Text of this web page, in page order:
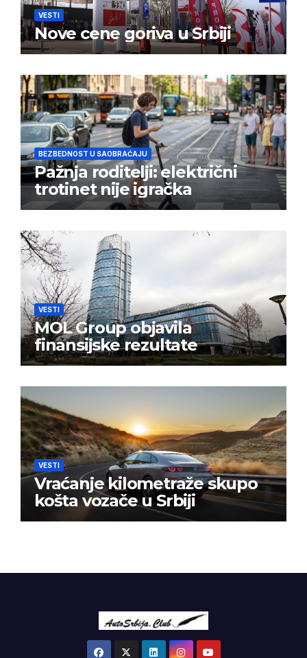
VESTI
Nove cene goriva u Srbiji
BEZBEDNOST U SAOBRAĆAJU
Pažnja roditelji: električni
trotinet nije igračka
VESTI
MOL Group objavila
finansijske rezultate
VESTI
Vraćanje kilometraže skupo
košta vozače u Srbiji